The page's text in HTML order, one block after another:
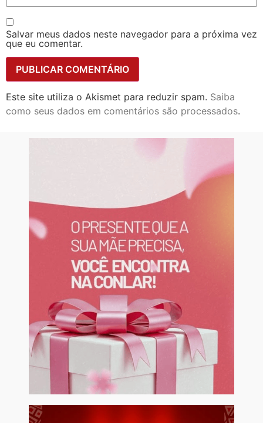
Salvar meus dados neste navegador para a próxima vez
que eu comentar.
Este site utiliza o Akismet para reduzir spam. Saiba
como seus dados em comentários são processados.